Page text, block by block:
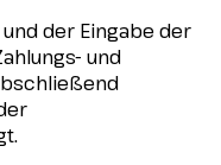
der Eingabe der
und